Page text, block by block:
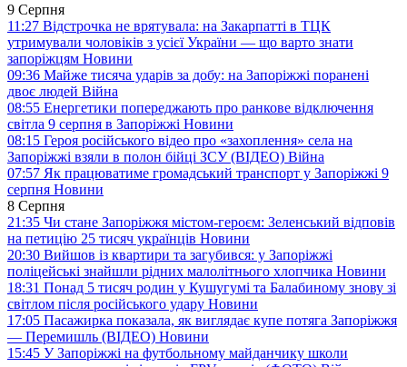
9 Серпня
11:27 Відстрочка не врятувала: на Закарпатті в ТЦК
утримували чоловіків з усієї України — що варто знати
запоріжцям Новини
09:36 Майже тисяча ударів за добу: на Запоріжжі поранені
двоє людей Війна
08:55 Енергетики попереджають про ранкове відключення
світла 9 серпня в Запоріжжі Новини
08:15 Героя російського відео про «захоплення» села на
Запоріжжі взяли в полон бійці ЗСУ (ВІДЕО) Війна
07:57 Як працюватиме громадський транспорт у Запоріжжі 9
серпня Новини
8 Серпня
21:35 Чи стане Запоріжжя містом-героєм: Зеленський відповів
на петицію 25 тисяч українців Новини
20:30 Вийшов із квартири та загубився: у Запоріжжі
поліцейські знайшли рідних малолітнього хлопчика Новини
18:31 Понад 5 тисяч родин у Кушугумі та Балабиному знову зі
світлом після російського удару Новини
17:05 Пасажирка показала, як виглядає купе потяга Запоріжжя
— Перемишль (ВІДЕО) Новини
15:45 У Запоріжжі на футбольному майданчику школи